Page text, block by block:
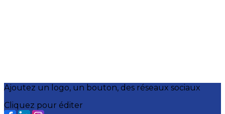
Ajoutez un logo, un bouton, des réseaux sociaux
Cliquez pour éditer